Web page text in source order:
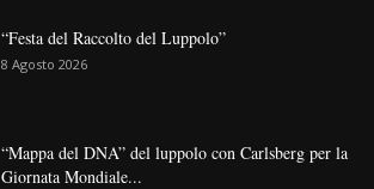
“Festa del Raccolto del Luppolo”
8 Agosto 2026
“Mappa del DNA” del luppolo con Carlsberg per la
Giornata Mondiale...